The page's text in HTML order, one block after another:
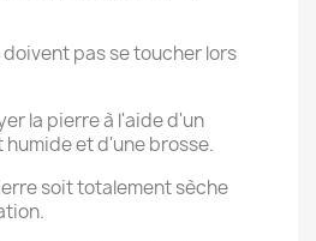
pas se toucher lors
la pierre à l'aide d'un
et d'une brosse.
soit totalement sèche